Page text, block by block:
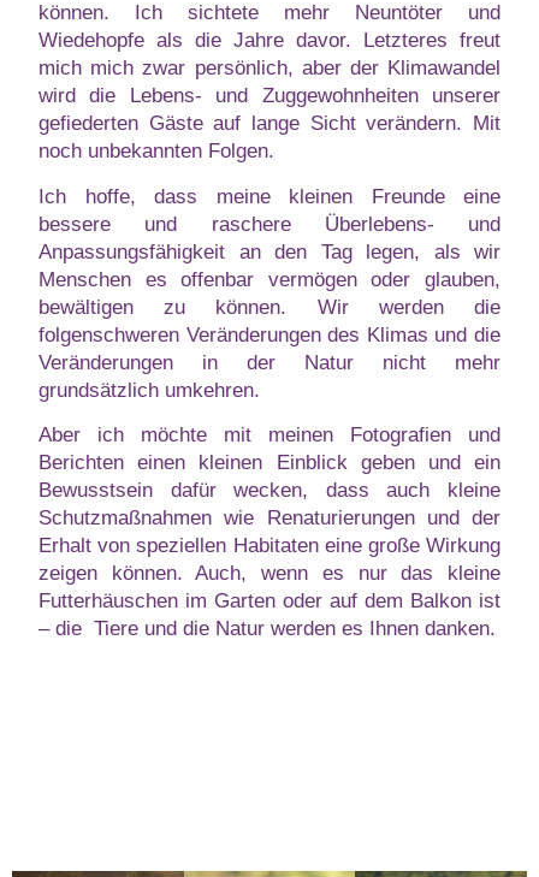
können. Ich sichtete mehr Neuntöter und
Wiedehopfe als die Jahre davor. Letzteres freut
mich mich zwar persönlich, aber der Klimawandel
wird die Lebens- und Zuggewohnheiten unserer
gefiederten Gäste auf lange Sicht verändern. Mit
noch unbekannten Folgen.
Ich hoffe, dass meine kleinen Freunde eine
bessere und raschere Überlebens- und
Anpassungsfähigkeit an den Tag legen, als wir
Menschen es offenbar vermögen oder glauben,
bewältigen zu können. Wir werden die
folgenschweren Veränderungen des Klimas und die
Veränderungen in der Natur nicht mehr
grundsätzlich umkehren.
Aber ich möchte mit meinen Fotografien und
Berichten einen kleinen Einblick geben und ein
Bewusstsein dafür wecken, dass auch kleine
Schutzmaßnahmen wie Renaturierungen und der
Erhalt von speziellen Habitaten eine große Wirkung
zeigen können. Auch, wenn es nur das kleine
Futterhäuschen im Garten oder auf dem Balkon ist
– die Tiere und die Natur werden es Ihnen danken.